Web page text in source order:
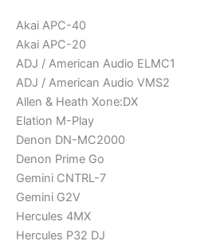
Akai APC-40
Akai APC-20
ADJ / American Audio ELMC1
ADJ / American Audio VMS2
Allen & Heath Xone:DX
Elation M-Play
Denon DN-MC2000
Denon Prime Go
Gemini CNTRL-7
Gemini G2V
Hercules 4MX
Hercules P32 DJ